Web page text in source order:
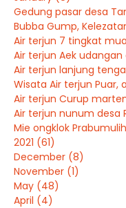
Gedung pasar desa
Bubba Gump,
Air terjun 7 tingkat
Air terjun Aek
Air terjun lanjung
Wisata Air terjun Puar,
Air terjun Curup
Air terjun nunum desa
Mie ongklok
2021 (61)
December (8)
November (1)
May (48)
April (4)